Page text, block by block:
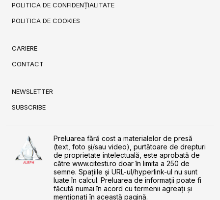
POLITICA DE CONFIDENȚIALITATE
POLITICA DE COOKIES
CARIERE
CONTACT
NEWSLETTER
SUBSCRIBE
Preluarea fără cost a materialelor de presă
(text, foto și/sau video), purtătoare de drepturi
de proprietate intelectuală, este aprobată de
către www.citesti.ro doar în limita a 250 de
semne. Spaţiile şi URL-ul/hyperlink-ul nu sunt
luate în calcul. Preluarea de informaţii poate fi
făcută numai în acord cu termenii agreaţi şi
menţionaţi în această pagină.